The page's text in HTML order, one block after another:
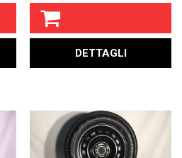
DETTAGLI